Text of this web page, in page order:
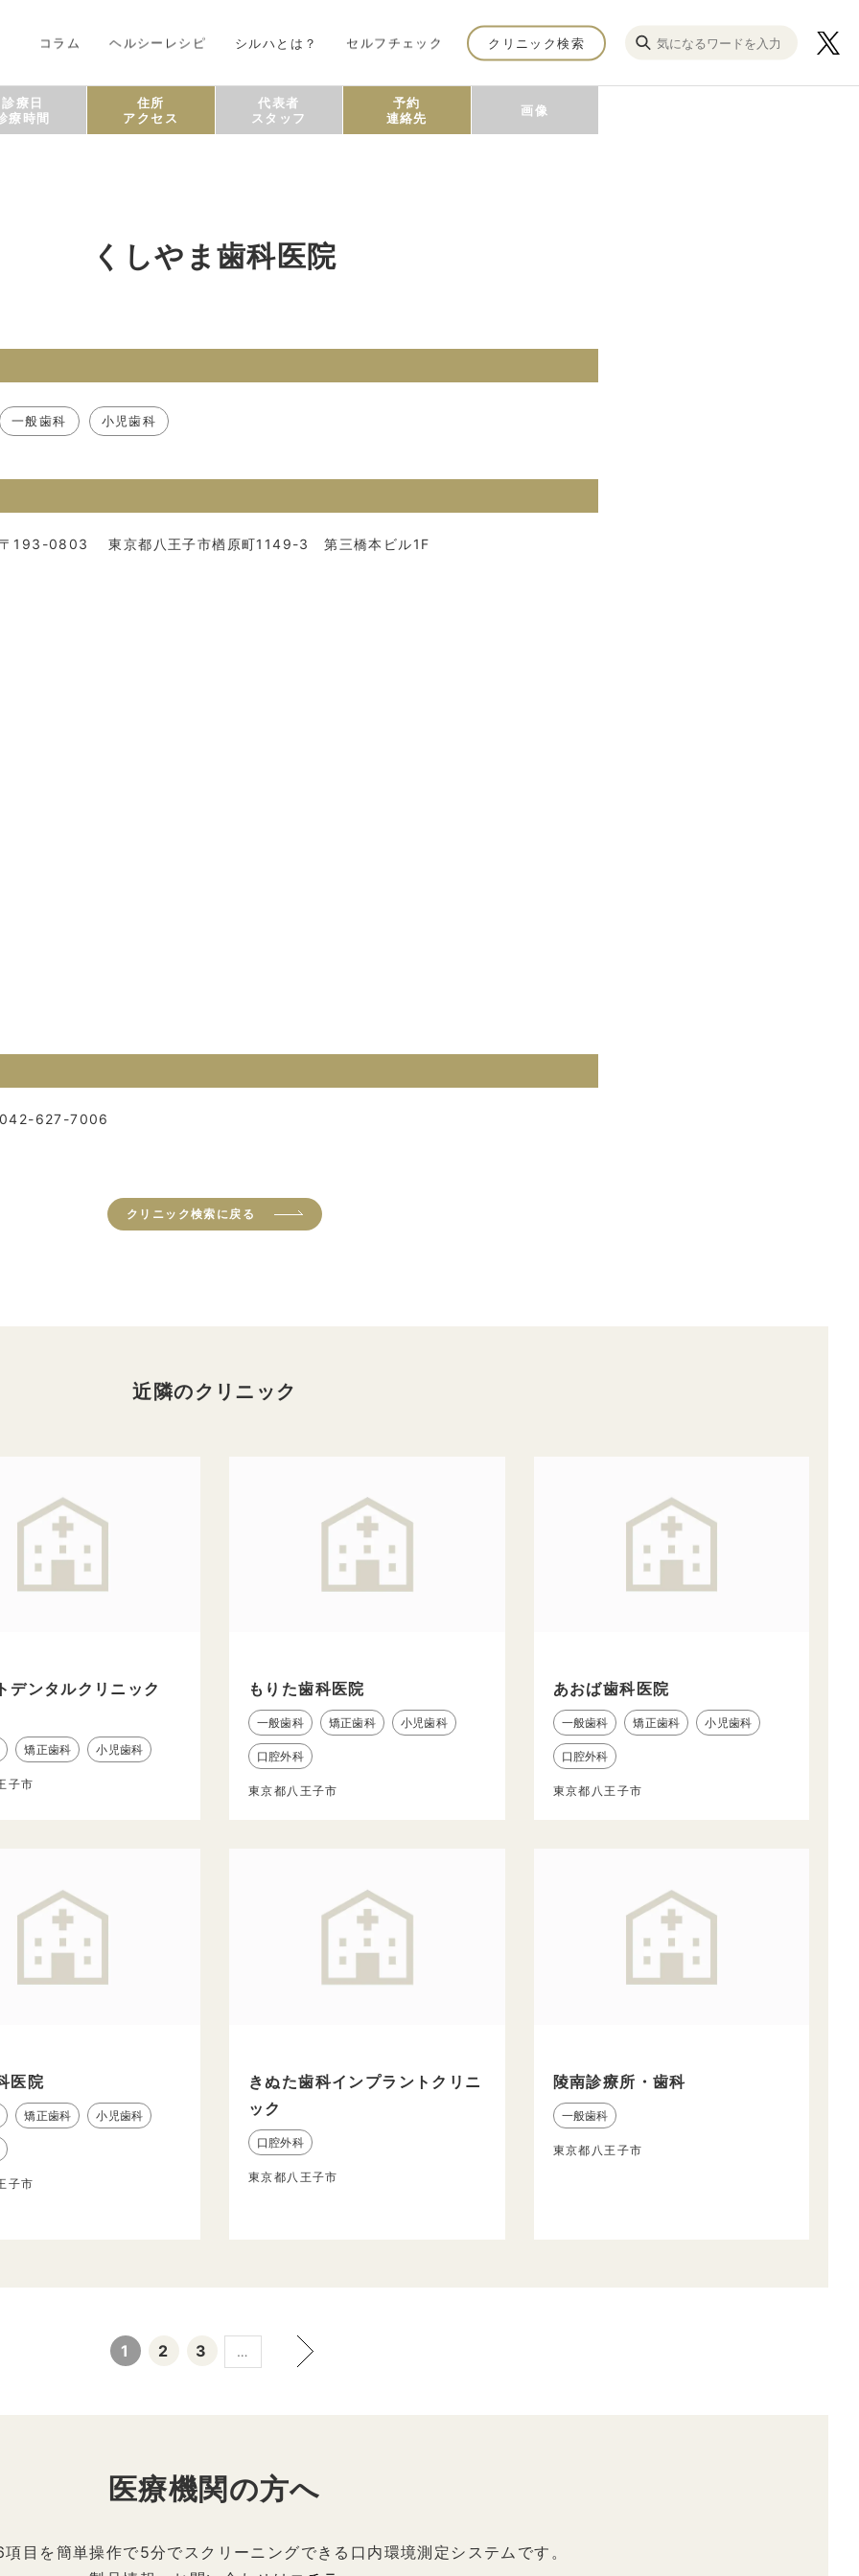
コラム ヘルシーレシピ シルハとは？ セルフチェック クリニック検索
診療日
療時間
住所
アクセス
代表者
スタッフ
予約
連絡先
画像
くしやま歯科医院
一般歯科 小児歯科
〒193-0803 東京都八王子市楢原町1149-3 第三橋本ビル1F
042-627-7006
クリニック検索に戻る
近隣のクリニック
デンタルクリニック
矯正歯科 小児歯科
子市
もりた歯科医院
一般歯科 矯正歯科 小児歯科
口腔外科
東京都八王子市
あおば歯科医院
一般歯科 矯正歯科 小児歯科
口腔外科
東京都八王子市
医院
矯正歯科 小児歯科
子市
きぬた歯科インプラントクリニ
ック
口腔外科
東京都八王子市
陵南診療所・歯科
一般歯科
東京都八王子市
1 2 3 …
医療機関の方へ
目を簡単操作で5分でスクリーニングできる口内環境測定システムです。